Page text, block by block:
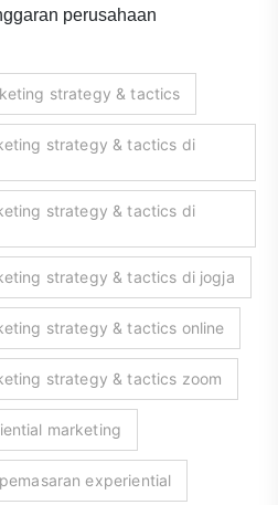
perusahaan
strategy & tactics
strategy & tactics di
strategy & tactics di
strategy & tactics di jogja
strategy & tactics online
strategy & tactics zoom
marketing
experiential